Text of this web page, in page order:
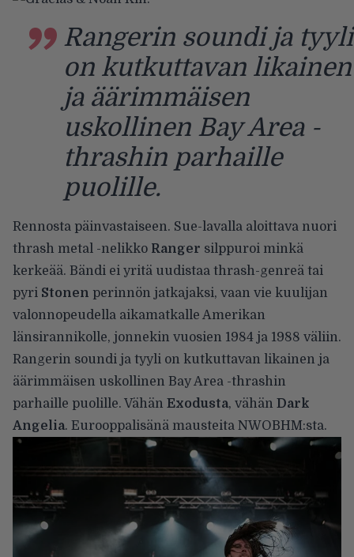
Rangerin soundi ja tyyli
on kutkuttavan likainen
ja äärimmäisen
uskollinen Bay Area -
thrashin parhaille
puolille.
Rennosta päinvastaiseen. Sue-lavalla aloittava nuori
thrash metal -nelikko Ranger silppuroi minkä
kerkeää. Bändi ei yritä uudistaa thrash-genreä tai
pyri Stonen perinnön jatkajaksi, vaan vie kuulijan
valonnopeudella aikamatkalle Amerikan
länsirannikolle, jonnekin vuosien 1984 ja 1988 väliin.
Rangerin soundi ja tyyli on kutkuttavan likainen ja
äärimmäisen uskollinen Bay Area -thrashin
parhaille puolille. Vähän Exodusta, vähän Dark
Angelia. Eurooppalisänä mausteita NWOBHM:sta.